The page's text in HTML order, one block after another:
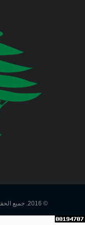
23, 2026
صدر عن
في
اللبناني
22, 2026
صدر عن
في
20, 2026
في
اللبناني
وزارة الخارجية
وزارة الصناعة
وزارة العدل
وزارة الصحة © 2016. جميع الحقوق محفوظة